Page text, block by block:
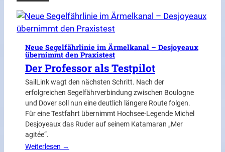
Neue Segelfährlinie im Ärmelkanal – Desjoyeaux
übernimmt den Praxistest
Der Professor als Testpilot
SailLink wagt den nächsten Schritt. Nach der
erfolgreichen Segelfährverbindung zwischen Boulogne
und Dover soll nun eine deutlich längere Route folgen.
Für eine Testfahrt übernimmt Hochsee-Legende Michel
Desjoyeaux das Ruder auf seinem Katamaran „Mer
agitée“.
Weiterlesen →